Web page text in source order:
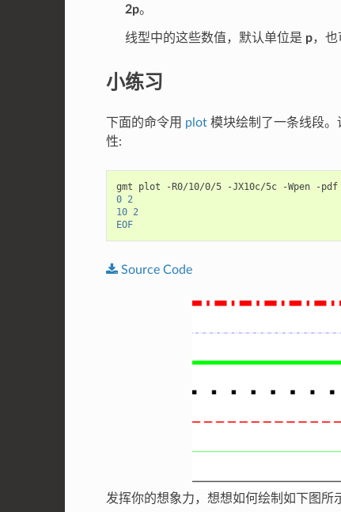
2p。
线型中的这些数值，默认单位是 p，也
小练习
下面的命令用 plot模块绘制了一条线段。
性:
gmt plot -R0/10/0/5 -JX10c/5c -Wpen -pdf
0 2
10 2
EOF
Source Code
发挥你的想象力，想想如何绘制如下图所